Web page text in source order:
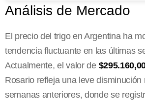
Análisis de Mercado
El precio del trigo en Argentina ha
tendencia fluctuante en las últimas
Actualmente, el valor de
Rosario refleja una leve disminución
semanas anteriores, donde se